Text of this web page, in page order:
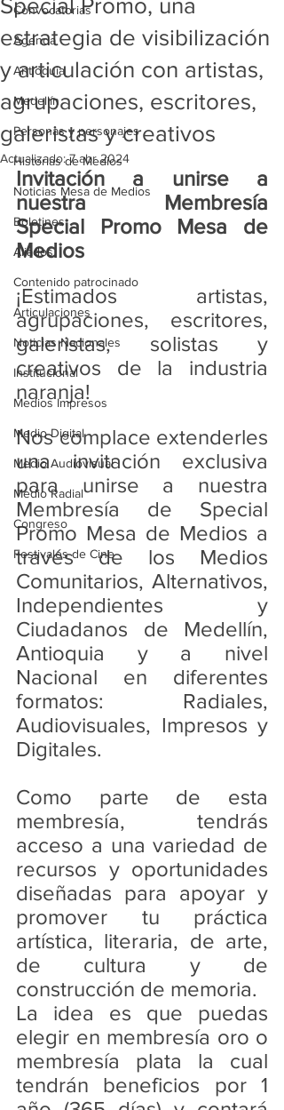
Convocatorias
Agenda
Antioquia
Medellín
Personas y personajes
Historias de Medios
Noticias Mesa de Medios
Boletines
Aliados
Contenido patrocinado
Articulaciones
Noticias Nacionales
Institucional
Medios Impresos
Medio Digital
Medio Audiovisual
Medio Radial
Congreso
Festivales de Cine
Special Promo, una
estrategia de visibilización
y articulación con artistas,
agrupaciones, escritores,
galeristas y creativos
Actualizado:7 abr 2024
Invitación a unirse a
nuestra Membresía
Special Promo Mesa de
Medios
¡Estimados artistas,
agrupaciones, escritores,
galeristas, solistas y
creativos de la industria
naranja!
Nos complace extenderles
una invitación exclusiva
para unirse a nuestra
Membresía de Special
Promo Mesa de Medios a
través de los Medios
Comunitarios, Alternativos,
Independientes y
Ciudadanos de Medellín,
Antioquia y a nivel
Nacional en diferentes
formatos: Radiales,
Audiovisuales, Impresos y
Digitales.
Como parte de esta
membresía, tendrás
acceso a una variedad de
recursos y oportunidades
diseñadas para apoyar y
promover tu práctica
artística, literaria, de arte,
de cultura y de
construcción de memoria.
La idea es que puedas
elegir en membresía oro o
membresía plata la cual
tendrán beneficios por 1